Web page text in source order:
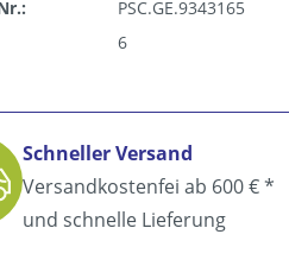
PSC.GE.9343165
6
Schneller Versand
Versandkostenfei ab 600 € *
und schnelle Lieferung